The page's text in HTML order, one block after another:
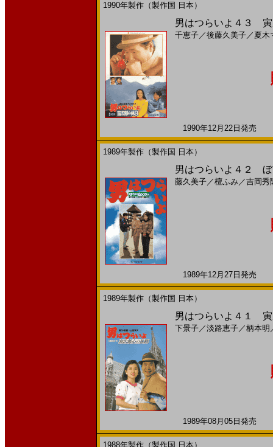
1990年製作（製作国 日本）
男はつらいよ４３ 寅
千恵子／後藤久美子／ 夏木
1990年12月22日発売
1989年製作（製作国 日本）
男はつらいよ４２ ぼ
藤久美子／檀ふみ／吉岡秀
1989年12月27日発売
1989年製作（製作国 日本）
男はつらいよ４１ 寅
下景子／淡路恵子／柄本明
1989年08月05日発売
1988年製作（製作国 日本）